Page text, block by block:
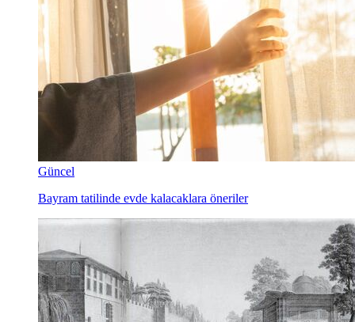
Tatlılar ve Atıştırmalıklar
Kıymalı gül böreği